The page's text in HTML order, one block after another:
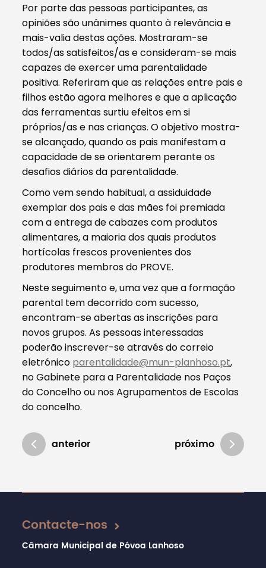
Por parte das pessoas participantes, as
opiniões são unânimes quanto à relevância e
mais-valia destas ações. Mostraram-se
todos/as satisfeitos/as e consideram-se mais
capazes de exercer uma parentalidade
positiva. Referiram que as relações entre pais e
filhos estão agora melhores e que a aplicação
das ferramentas surtiu efeitos em si
próprios/as e nas crianças. O objetivo mostra-
se alcançado, quando os pais manifestam a
capacidade de se orientarem perante os
desafios diários da parentalidade.
Como vem sendo habitual, a assiduidade
exemplar dos pais e das mães foi premiada
com a entrega de cabazes com produtos
alimentares, a maioria dos quais produtos
hortícolas frescos provenientes dos
produtores membros do PROVE.
Neste seguimento e, uma vez que a formação
parental tem decorrido com sucesso,
encontram-se abertas as inscrições para
novos grupos. As pessoas interessadas
poderão inscrever-se através do correio
eletrónico parentalidade@mun-planhoso.pt,
no Gabinete para a Parentalidade nos Paços
do Concelho ou nos Agrupamentos de Escolas
do concelho.
anterior próximo
Atualizado em 29/05/2019
Contacte-nos
Câmara Municipal de Póvoa Lanhoso